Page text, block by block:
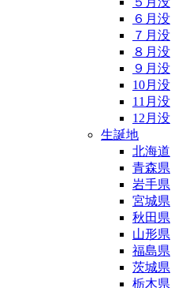
６月没
７月没
８月没
９月没
10月没
11月没
12月没
生誕地
北海道
青森県
岩手県
宮城県
秋田県
山形県
福島県
茨城県
栃木県